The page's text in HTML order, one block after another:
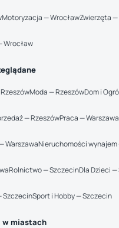
Motoryzacja — WrocławZwierzęta —
Wrocław
Moda — RzeszówDom i
— RzeszówPraca — Warszawa
WarszawaNieruchomości wynajem
Rolnictwo — SzczecinDla Dzieci
SzczecinSport i Hobby — Szczecin
w miastach